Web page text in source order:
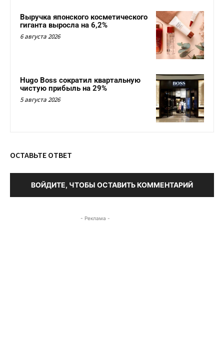
Выручка японского косметического
гиганта выросла на 6,2%
6 августа 2026
Hugo Boss сократил квартальную
чистую прибыль на 29%
5 августа 2026
ОСТАВЬТЕ ОТВЕТ
ВОЙДИТЕ, ЧТОБЫ ОСТАВИТЬ КОММЕНТАРИЙ
- Реклама -